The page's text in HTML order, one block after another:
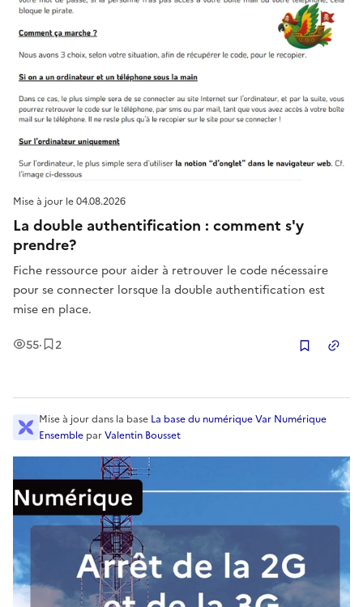
Mise à jour le04.08.2026
La double authentification : comment s'y
prendre?
Fiche ressource pour aider à retrouver le code nécessaire
pour se connecter lorsque la double authentification est
mise en place.
55Vues
· 2Enregistrement
Mise à jourdans la base La base du numérique Var Numérique
Ensemble parValentin Bousset